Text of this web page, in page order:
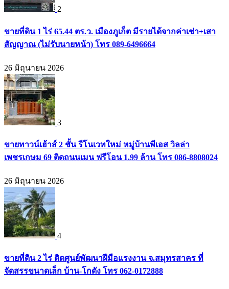
2
ขายที่ดิน 1 ไร่ 65.44 ตร.ว. เมืองภูเก็ต มีรายได้จากค่าเช่า+เสา
สัญญาณ (ไม่รับนายหน้า) โทร 089-6496664
26 มิถุนายน 2026
3
ขายทาวน์เฮ้าส์ 2 ชั้น รีโนเวทใหม่ หมู่บ้านพีเอส วิลล่า
เพชรเกษม 69 ติดถนนเมน ฟรีโอน 1.99 ล้าน โทร 086-8808024
26 มิถุนายน 2026
4
ขายที่ดิน 2 ไร่ ติดศูนย์พัฒนาฝีมือแรงงาน จ.สมุทรสาคร ที่
จัดสรรขนาดเล็ก บ้าน-โกดัง โทร 062-0172888